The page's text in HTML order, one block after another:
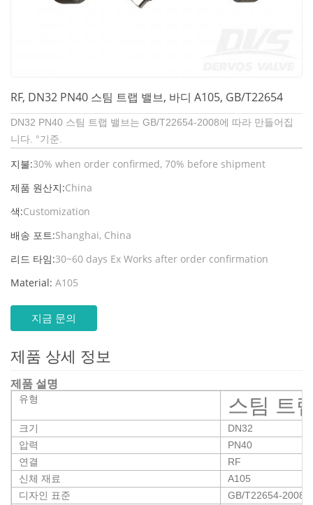
RF, DN32 PN40 스팀 트랩 밸브, 바디 A105, GB/T22654
DN32 PN40 스팀 트랩 밸브는 GB/T22654-2008에 따라 만들어집
니다. °기준.
지불:30% when order confirmed, 70% before shipment
제품 원산지:China
색:Customization
배송 포트:Shanghai, China
리드 타임:30~60 days Ex Works after order confirmation
Material: A105
지금 문의
제품 상세 정보
제품 설명
유형 스팀 트
크기
DN32
압력
PN40
연결
RF
신체 재료
A105
디자인 표준
GB/T22654-2008